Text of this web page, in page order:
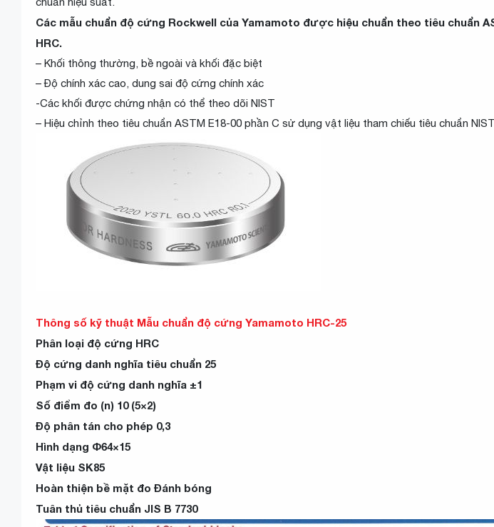
Các mẫu chuẩn độ cứng Rockwell của Yamamoto được hiệu chuẩn theo tiêu chuẩn
HRC.
– Khối thông thường, bề ngoài và khối đặc biệt
– Độ chính xác cao, dung sai độ cứng chính xác
-Các khối được chứng nhận có thể theo dõi NIST
– Hiệu chỉnh theo tiêu chuẩn ASTM E18-00 phần C sử dụng vật liệu tham chiếu tiêu chuẩn
Thông số kỹ thuật Mẫu chuẩn độ cứng Yamamoto HRC-25
Phân loại độ cứng HRC
Độ cứng danh nghĩa tiêu chuẩn 25
Phạm vi độ cứng danh nghĩa ±1
Số điểm đo (n) 10 (5×2)
Độ phân tán cho phép 0,3
Hình dạng Φ64×15
Vật liệu SK85
Hoàn thiện bề mặt đo Đánh bóng
Tuân thủ tiêu chuẩn JIS B 7730